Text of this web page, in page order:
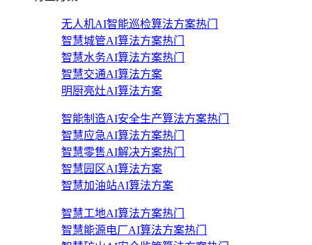
无人机AI智能巡检算法方案热门
智慧城管AI算法方案热门
智慧水务AI算法方案热门
智慧交通AI算法方案
明厨亮灶AI算法方案
智能制造AI安全生产算法方案热门
智慧应急AI算法方案热门
智慧零售AI解决方案热门
智慧园区AI算法方案
智慧加油站AI算法方案
智慧工地AI算法方案热门
智慧能源电厂AI算法方案热门